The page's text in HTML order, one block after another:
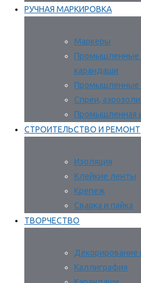
РУЧНАЯ МАРКИРОВКА
Маркеры
Промышленные
карандаши
Промышленные
Спреи,
Промышленная
СТРОИТЕЛЬСТВО И РЕМОНТ
Изоляция
Клейкие ленты
Крепеж
Сварка и пайка
ТВОРЧЕСТВО
Декорирование
Каллиграфия